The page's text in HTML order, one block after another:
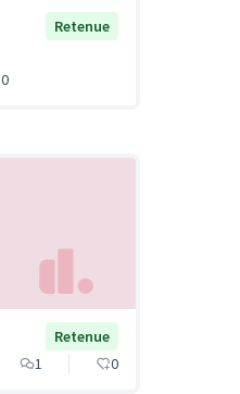
Retenue
0
Retenue
1 0